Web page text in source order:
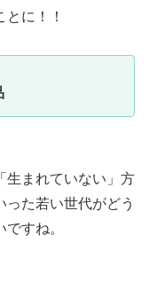
に！！
生まれていない」方
た若い世代がどう
すね。